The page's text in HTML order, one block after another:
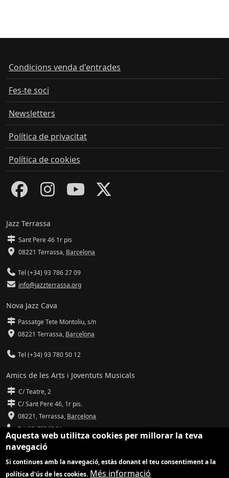
Condicions venda d'entrades
Fes-te soci
Newsletters
Política de privacitat
Política de cookies
Jazz Terrassa
Sant Pere 46 1r pis
08221 Terrassa, Barcelona
Tel (+34) 93 786 27 09
info@jazzterrassa.org
Nova Jazz Cava
Passatge Tete Montoliu, s/n
08221 Terrassa, Barcelona
Tel (+34) 93 780 50 12
Amics de les Arts i Joventuts Musicals
C/ Teatre, 2
C/ Sant Pere 46, 1r pis.
08221,Terrassa, Barcelona
Tel (93) 785 92 31
info@amicsdelesarts-jjmm.cat
www.amicsdelesarts-jjmm.cat
Aquesta web utilitza cookies per millorar la teva
navegació
Si continues amb la navegació, estàs donant el teu consentiment a la
política d'ús de les cookies. Més informació